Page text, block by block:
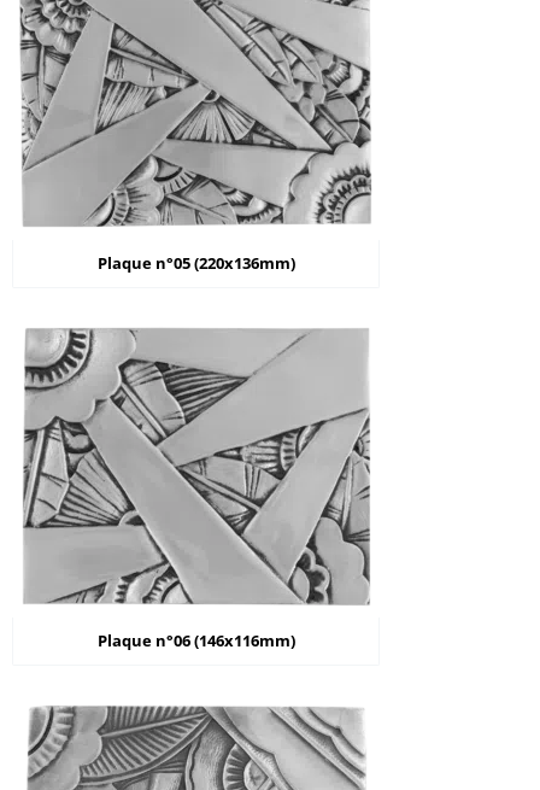
Plaque n°05 (220x136mm)
Plaque n°06 (146x116mm)